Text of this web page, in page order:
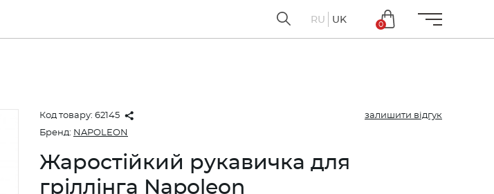
RU UK
0
Код товару: 62145
залишити відгук
Бренд: NAPOLEON
Жаростійкий рукавичка для
гріллінга Napoleon